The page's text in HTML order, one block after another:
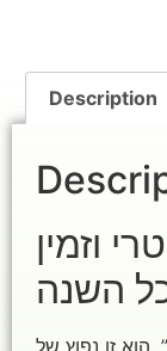
Description
וזמין
הוא זן נפוץ של